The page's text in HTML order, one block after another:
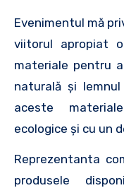
Evenimentul mă
viitorul apropiat
materiale pentru
naturală şi
aceste
ecologice şi cu un
Reprezentanta
produsele